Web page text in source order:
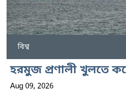
বিশ্ব
হরমুজ প্রণালী খুলতে
Aug 09, 2026